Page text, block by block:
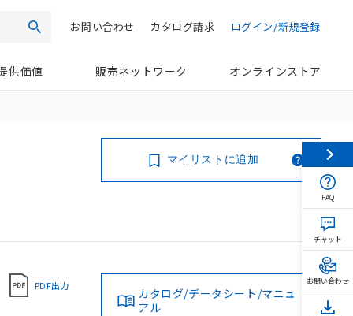
検索 ログイン/新規登録
カタログ請求
お問い合わせ
供価値 販売ネットワーク オンラインストア
マイリストに追加
PDF出力
カタログ/データシート/マニュ
アル
FAQ
チャット
お問い合わせ